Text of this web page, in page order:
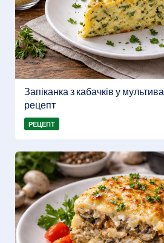
Запіканка з кабачків у
рецепт
РЕЦЕПТ